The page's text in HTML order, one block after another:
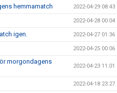
hemmamatch 2022-04-29 08:43
2022-04-28 00:04
igen. 2022-04-27 01:36
2022-04-25 00:06
morgondagens
2022-04-23 11:01
2022-04-18 23:27